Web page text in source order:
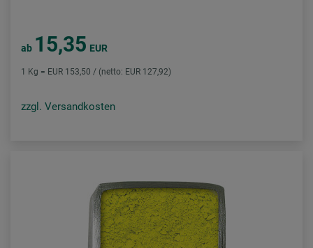
ab 15,35 EUR
1 Kg = EUR 153,50 / (netto: EUR 127,92)
zzgl. Versandkosten